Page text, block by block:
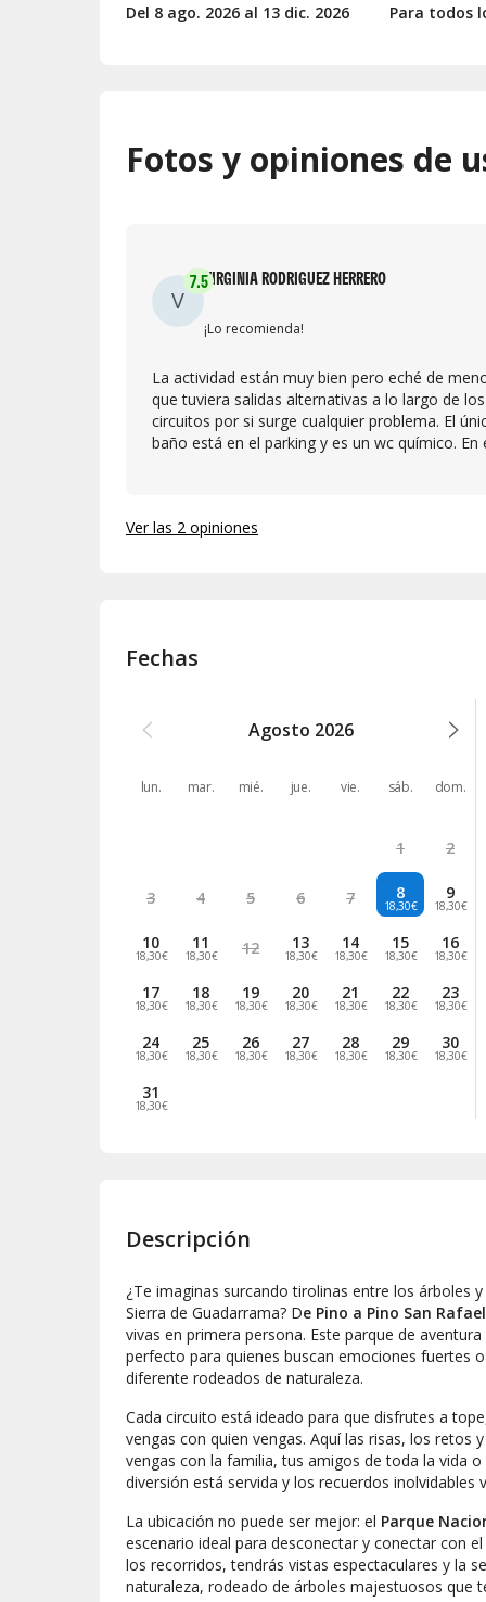
Del 8 ago. 2026 al 13 dic. 2026
Para todos
Fotos y opiniones de
V
7.5VIRGINIA RODRIGUEZ HERRERO
¡Lo recomienda!
La actividad están muy bien pero eché de
que tuviera salidas alternativas a lo largo de los
circuitos por si surge cualquier problema. El
baño está en el parking y es un wc químico. En
Ver las 2 opiniones
Fechas
Agosto 2026
lun. mar. mié. jue. vie. sáb. dom.
1 2
3 4 5 6 7 8
18,30€
9
18,30€
10
18,30€
11
18,30€ 12 13
18,30€
14
18,30€
15
18,30€
16
18,30€
17
18,30€
18
18,30€
19
18,30€
20
18,30€
21
18,30€
22
18,30€
23
18,30€
24
18,30€
25
18,30€
26
18,30€
27
18,30€
28
18,30€
29
18,30€
30
18,30€
31
18,30€
Descripción
¿Te imaginas surcando tirolinas entre los árboles
Sierra de Guadarrama? De Pino a Pino San
vivas en primera persona. Este parque de
perfecto para quienes buscan emociones fuertes
diferente rodeados de naturaleza.
Cada circuito está ideado para que disfrutes a
vengas con quien vengas. Aquí las risas, los retos
vengas con la familia, tus amigos de toda la vida
diversión está servida y los recuerdos inolvidables
La ubicación no puede ser mejor: el Parque
escenario ideal para desconectar y conectar con
los recorridos, tendrás vistas espectaculares y la
naturaleza, rodeado de árboles majestuosos que